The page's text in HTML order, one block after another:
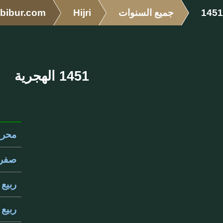
Hijri جميع السنوات 1451
1451 الهجرية
محرم
صفر
ربيع
ربيع